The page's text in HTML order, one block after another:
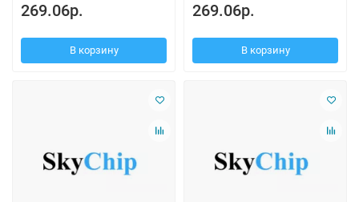
269.06р.
В корзину
269.06р.
В корзину